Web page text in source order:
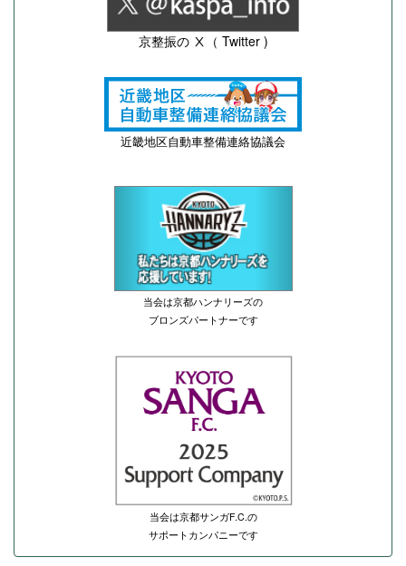
京整振の Ⅹ（ Twitter )
近畿地区自動車整備連絡協議会
当会は京都ハンナリーズの
ブロンズパートナーです
当会は京都サンガF.C.の
サポートカンパニーです